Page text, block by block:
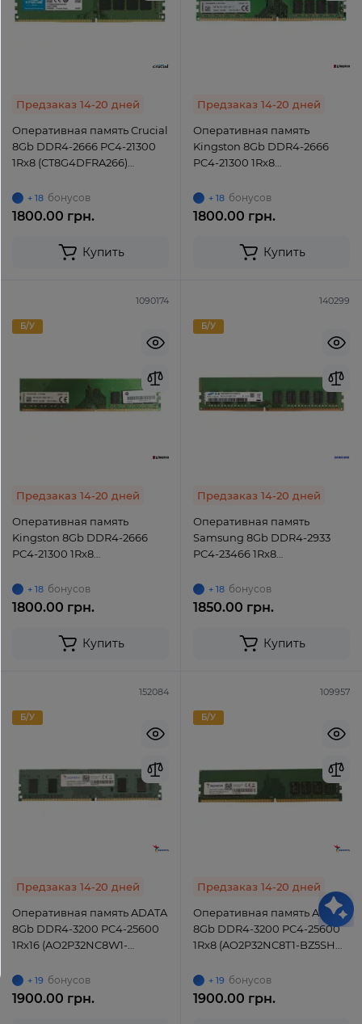
Предзаказ 14-20 дней
Оперативная память Crucial
8Gb DDR4-2666 PC4-21300
1Rx8 (CT8G4DFRA266)
+ 18 бонусов
1800.00 грн.
Купить
Предзаказ 14-20 дней
Оперативная память
Kingston 8Gb DDR4-2666
PC4-21300 1Rx8
Non-ECC Unbuffered
+ 18 бонусов
1800.00 грн.
Купить
1090174
Б/У
Предзаказ 14-20 дней
Оперативная память
Kingston 8Gb DDR4-2666
PC4-21300 1Rx8
Non-ECC Unbuffered
+ 18 бонусов
1800.00 грн.
Купить
140299
Б/У
Предзаказ 14-20 дней
Оперативная память
Samsung 8Gb DDR4-2933
PC4-23466 1Rx8
Non-ECC Unbuffered
+ 18 бонусов
1850.00 грн.
Купить
152084
Б/У
Предзаказ 14-20 дней
Оперативная память ADATA
8Gb DDR4-3200 PC4-25600
1Rx16 (AO2P32NC8W1-
Unbuffered
+ 19 бонусов
1900.00 грн.
109957
Б/У
Предзаказ 14-20 дней
Оперативная память ADATA
8Gb DDR4-3200 PC4-25600
1Rx8 (AO2P32NC8T1-BZ5SHD)
+ 19 бонусов
1900.00 грн.
Привіт👋 Я AI Консультант ServerParts!